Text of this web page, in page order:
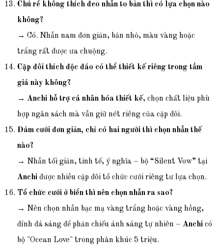
Chú rể không thích đeo nhẫn to bản thì có lựa chọn nào
không?
→ Có. Nhẫn nam đơn giản, bản nhỏ, màu vàng hoặc
trắng rất được ưa chuộng.
Cặp đôi thích độc đáo có thể thiết kế riêng trong tầm
giá này không?
→ Anchi hỗ trợ cá nhân hóa thiết kế, chọn chất liệu phù
hợp ngân sách mà vẫn giữ nét riêng của cặp đôi.
Đám cưới đơn giản, chỉ có hai người thì chọn nhẫn thế
nào?
→ Nhẫn tối giản, tinh tế, ý nghĩa – bộ “Silent Vow” tại
Anchi được nhiều cặp đôi tổ chức cưới riêng tư lựa chọn.
Tổ chức cưới ở biển thì nên chọn nhẫn ra sao?
→ Nên chọn nhẫn bạc mạ vàng trắng hoặc vàng hồng,
đính đá sáng để phản chiếu ánh sáng tự nhiên – Anchi có
bộ "Ocean Love" trong phân khúc 5 triệu.